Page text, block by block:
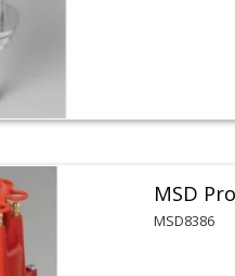
MSD
MSD8386